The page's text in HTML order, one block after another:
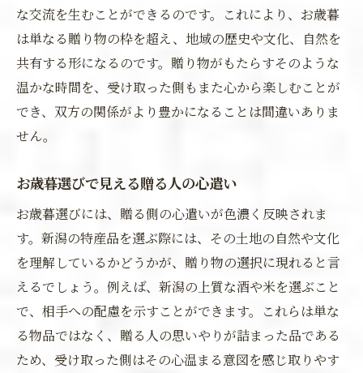
な交流を生むことができるのです。これにより、お歳暮
は単なる贈り物の枠を超え、地域の歴史や文化、自然を
共有する形になるのです。贈り物がもたらすそのような
温かな時間を、受け取った側もまた心から楽しむことが
でき、双方の関係がより豊かになることは間違いありま
せん。
お歳暮選びで見える贈る人の心遣い
お歳暮選びには、贈る側の心遣いが色濃く反映されま
す。新潟の特産品を選ぶ際には、その土地の自然や文化
を理解しているかどうかが、贈り物の選択に現れると言
えるでしょう。例えば、新潟の上質な酒や米を選ぶこと
で、相手への配慮を示すことができます。これらは単な
る物品ではなく、贈る人の思いやりが詰まった品である
ため、受け取った側はその心温まる意図を感じ取りやす